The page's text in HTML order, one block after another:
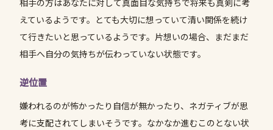
相手の方はあなたに対して真面目な気持ちで将来も真剣に考
えているようです。とても大切に想っていて清い関係を続け
て行きたいと思っているようです。片想いの場合、まだまだ
相手へ自分の気持ちが伝わっていない状態です。
逆位置
嫌われるのが怖かったり自信が無かったり、ネガティブが思
考に支配されてしまいそうです。なかなか進むこのとない状